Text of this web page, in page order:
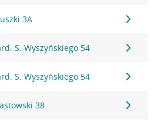
3A
S. Wyszyńskiego 54
S. Wyszyńskiego 54
38